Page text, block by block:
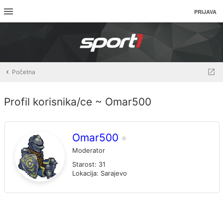
PRIJAVA
Početna
Profil korisnika/ce ~ Omar500
Omar500
Moderator
Starost: 31
Lokacija: Sarajevo